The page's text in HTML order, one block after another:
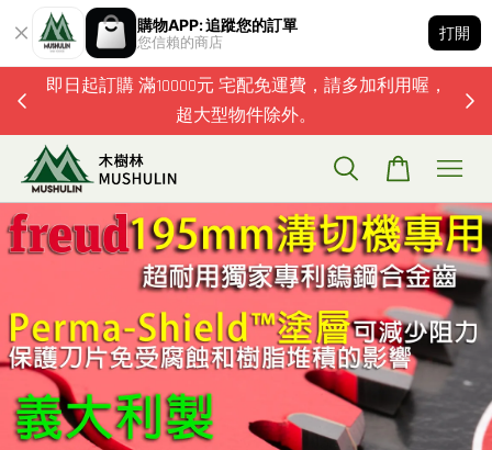
購物APP: 追蹤您的訂單
您信賴的商店
打開
即日起訂購 滿10000元 宅配免運費，請多加利用喔，
超大型物件除外。